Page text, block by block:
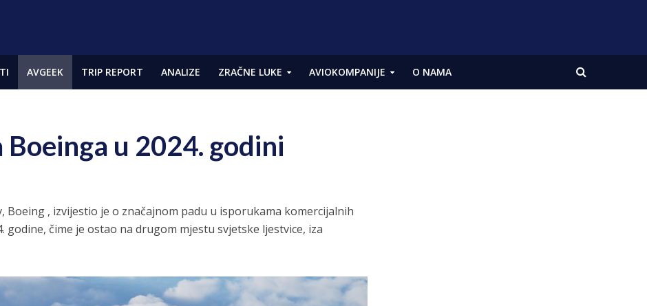
AVGEEK TRIP REPORT ANALIZE ZRAČNE LUKE AVIOKOMPANIJE O NAMA
u 2024. godini
Boeing , izvijestio je o značajnom padu u isporukama komercijalnih
godine, čime je ostao na drugom mjestu svjetske ljestvice, iza